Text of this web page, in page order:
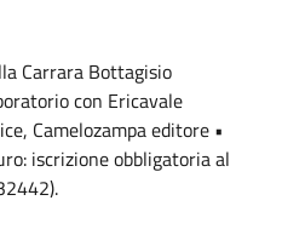
Carrara Bottagisio
con Ericavale
Camelozampa editore •
iscrizione obbligatoria al